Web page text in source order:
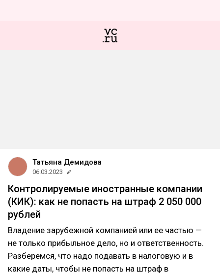
Татьяна Демидова
06.03.2023
Контролируемые иностранные компании
(КИК): как не попасть на штраф 2 050 000
рублей
Владение зарубежной компанией или ее частью —
не только прибыльное дело, но и ответственность.
Разберемся, что надо подавать в налоговую и в
какие даты, чтобы не попасть на штраф в